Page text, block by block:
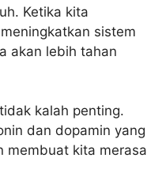
Ketika kita
sistem
akan lebih tahan
kalah penting.
dan dopamin yang
membuat kita merasa